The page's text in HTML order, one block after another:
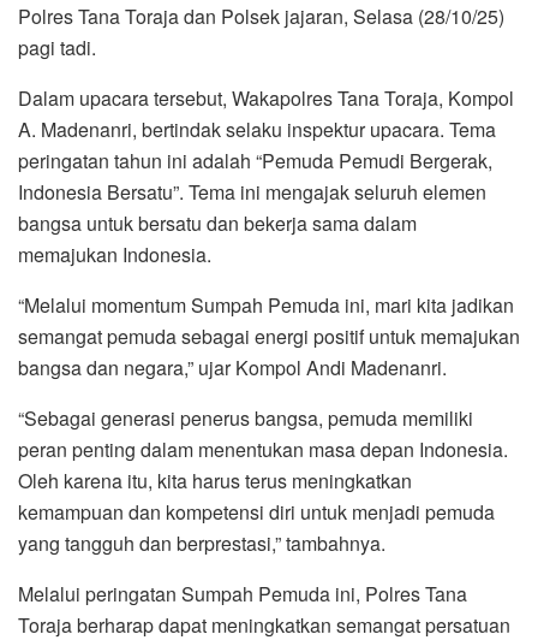
Polres Tana Toraja dan Polsek jajaran, Selasa (28/10/25)
pagi tadi.
Dalam upacara tersebut, Wakapolres Tana Toraja, Kompol
A. Madenanri, bertindak selaku inspektur upacara. Tema
peringatan tahun ini adalah “Pemuda Pemudi Bergerak,
Indonesia Bersatu”. Tema ini mengajak seluruh elemen
bangsa untuk bersatu dan bekerja sama dalam
memajukan Indonesia.
“Melalui momentum Sumpah Pemuda ini, mari kita jadikan
semangat pemuda sebagai energi positif untuk memajukan
bangsa dan negara,” ujar Kompol Andi Madenanri.
“Sebagai generasi penerus bangsa, pemuda memiliki
peran penting dalam menentukan masa depan Indonesia.
Oleh karena itu, kita harus terus meningkatkan
kemampuan dan kompetensi diri untuk menjadi pemuda
yang tangguh dan berprestasi,” tambahnya.
Melalui peringatan Sumpah Pemuda ini, Polres Tana
Toraja berharap dapat meningkatkan semangat persatuan